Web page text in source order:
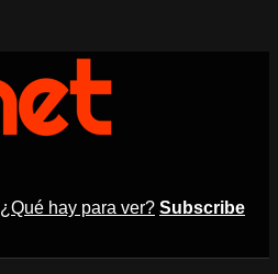
¿Qué hay para ver? Subscribe